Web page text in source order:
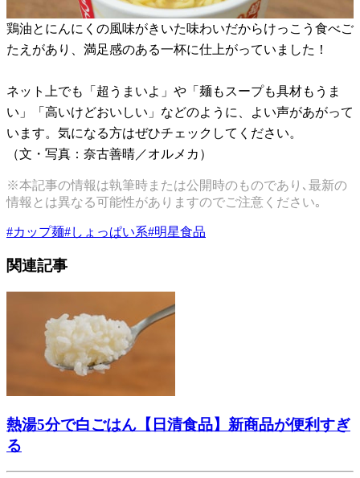
鶏油とにんにくの風味がきいた味わいだからけっこう食べご
たえがあり、満足感のある一杯に仕上がっていました！
ネット上でも「超うまいよ」や「麺もスープも具材もうま
い」「高いけどおいしい」などのように、よい声があがって
います。気になる方はぜひチェックしてください。
（文・写真：奈古善晴／オルメカ）
※本記事の情報は執筆時または公開時のものであり､最新の
情報とは異なる可能性がありますのでご注意ください｡
#カップ麺#しょっぱい系#明星食品
関連記事
熱湯5分で白ごはん【日清食品】新商品が便利すぎ
る